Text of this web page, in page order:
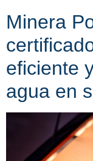
Minera
eficiente
agua en